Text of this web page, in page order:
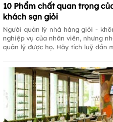
10 Phẩm chất quan trọng
khách sạn giỏi
Người quản lý nhà hàng giỏi -
nghiệp vụ của nhân viên, nhưng
quản lý được họ. Hãy tích luỹ dần